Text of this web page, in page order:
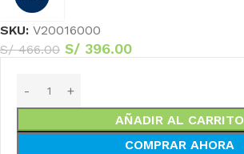
SKU: V20016000
S/466.00 S/ 396.00
AÑADIR AL CARRITO
COMPRAR AHORA